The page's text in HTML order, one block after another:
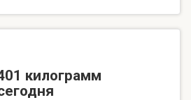
килограмм